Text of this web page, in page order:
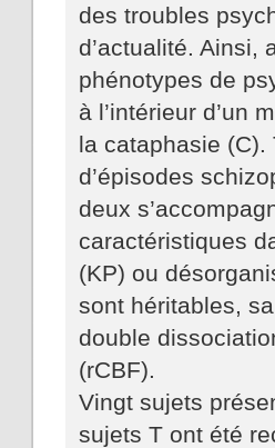
des troubles
d’actualité. Ainsi,
phénotypes de
à l’intérieur d’un
la cataphasie (C).
d’épisodes
deux
caractéristiques
(KP) ou
sont héritables,
double
(rCBF).
Vingt sujets
sujets T ont été